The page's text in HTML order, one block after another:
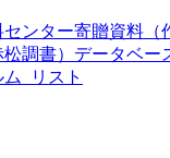
ンター寄贈資料（
調書）データベー
_リスト